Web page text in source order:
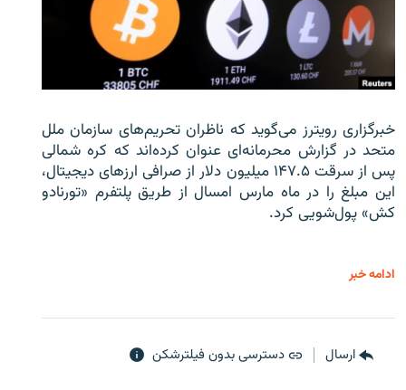
خبرگزاری رویترز می‌گوید که ناظران تحریم‌های سازمان ملل
متحد در گزارش محرمانه‌ای عنوان کرده‌اند که کره شمالی
پس از سرقت ۱۴۷.۵ میلیون دلار از صرافی ارزهای دیجیتال،
این مبلغ را در ماه مارس امسال از طریق پلتفرم «تورنادو
کش» پول‌شویی کرد.
ادامه خبر
ارسال دسترسی بدون فیلترشکن